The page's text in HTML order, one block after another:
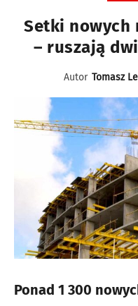
Setki nowych
– ruszają
Autor Tomasz
Ponad 1 300